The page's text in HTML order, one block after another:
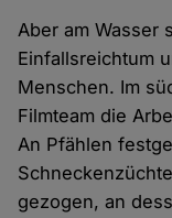
Aber am Wasser
Einfallsreichtum
Menschen. Im
Filmteam die
An Pfählen
gezogen, an